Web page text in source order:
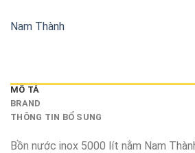
Nam Thành
MÔ TẢ
BRAND
THÔNG TIN BỔ SUNG
Bồn nước inox 5000 lít nằm Nam